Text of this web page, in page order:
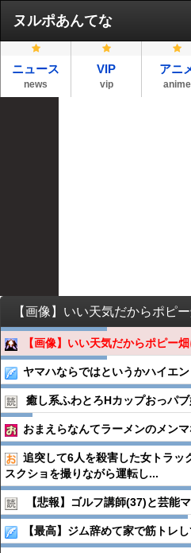
ヌルポあんてな
ニュース
news
VIP
vip
アニ
anime
【画像】いい天気だからポピ
【画像】いい天気だからポピー
ヤマハならではというかハイエ
癒し系ふわとろHカップおっパ
おまえらなんてラーメンのメンマ
追突して6人を殺害した女トラ
スクショを撮りながら運転し...
【悲報】ゴルフ講師(37)と芸能
【最高】ジム辞めて家で筋トレ